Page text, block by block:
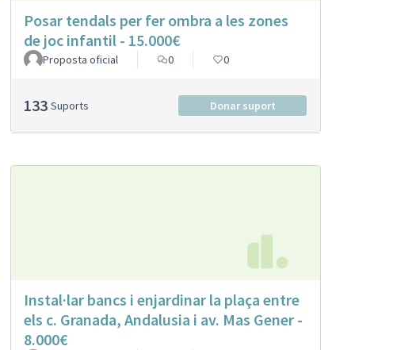
Posar tendals per fer ombra a les zones
de joc infantil - 15.000€
Proposta oficial 0 0
133 Suports Donar suport
Instal·lar bancs i enjardinar la plaça entre
els c. Granada, Andalusia i av. Mas Gener -
8.000€